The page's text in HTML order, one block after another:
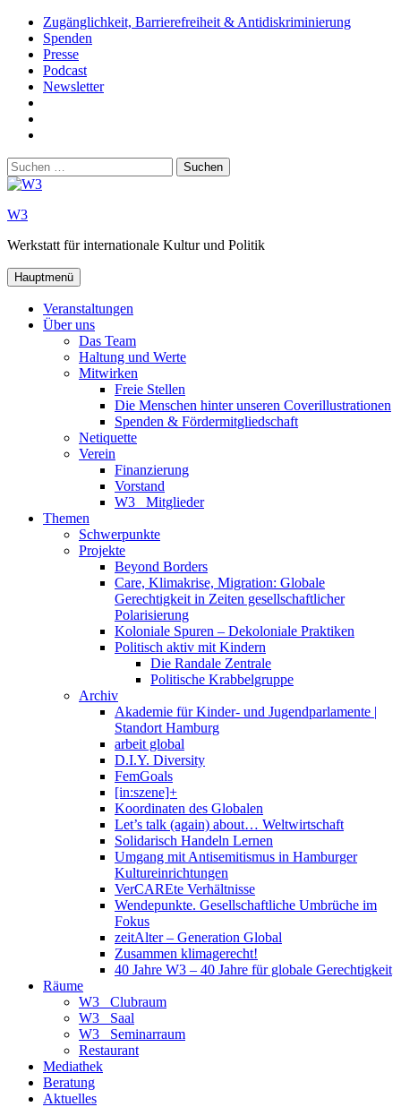
Zum
Inhalt
springen
Zugänglichkeit, Barrierefreiheit & Antidiskriminierung
Spenden
Presse
Podcast
Newsletter
Youtube
Suchen
nach:
W3
Werkstatt für internationale Kultur und Politik
Hauptmenü
Veranstaltungen
Über uns
Das Team
Haltung und Werte
Mitwirken
Freie Stellen
Die Menschen hinter unseren Coverillustrationen
Spenden & Fördermitgliedschaft
Netiquette
Verein
Finanzierung
Vorstand
W3_ Mitglieder
Themen
Schwerpunkte
Projekte
Beyond Borders
Care, Klimakrise, Migration: Globale
Gerechtigkeit in Zeiten gesellschaftlicher
Polarisierung
Koloniale Spuren – Dekoloniale Praktiken
Politisch aktiv mit Kindern
Die Randale Zentrale
Politische Krabbelgruppe
Archiv
Akademie für Kinder- und Jugendparlamente |
Standort Hamburg
arbeit global
D.I.Y. Diversity
FemGoals
[in:szene]+
Koordinaten des Globalen
Let’s talk (again) about… Weltwirtschaft
Solidarisch Handeln Lernen
Umgang mit Antisemitismus in Hamburger
Kultureinrichtungen
VerCAREte Verhältnisse
Wendepunkte. Gesellschaftliche Umbrüche im
Fokus
zeitAlter – Generation Global
Zusammen klimagerecht!
40 Jahre W3 – 40 Jahre für globale Gerechtigkeit
Räume
W3_ Clubraum
W3_ Saal
W3_ Seminarraum
Restaurant
Mediathek
Beratung
Aktuelles